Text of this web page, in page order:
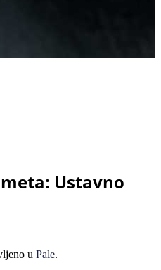
Ustavno
u Pale.